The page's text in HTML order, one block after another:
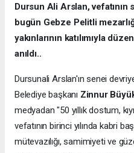
Dursun Ali Arslan, vefatının
bugün Gebze Pelitli
yakınlarının katılımıyla
anıldı..
Dursunali Arslan'ın senei
Belediye başkanı Zinnur
medyadan "50 yıllık dostum,
vefatının birinci yılında kabri
mütevazılığı, samimiyeti ve